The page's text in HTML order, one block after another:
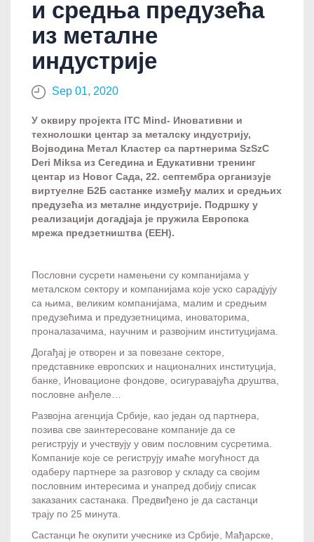
и средња предузећа
из металне
индустрије
Sep 01, 2020
У оквиру пројекта ITC Mind- Иновативни и
технолошки центар за металску индустрију,
Војводина Метал Кластер са партнерима SzSzC
Deri Miksa из Сегедина и Едукативни тренинг
центар из Новог Сада, 22. септембра организује
виртуелне Б2Б састанке између малих и средњих
предузећа из металне индустрије. Подршку у
реализацији догадјаја је пружила Европска
мрежа предзетништва (ЕЕН).
Пословни сусрети намењени су компанијама у
металском сектору и компанијама које уско сарадјују
са њима, великим компанијама, малим и средњим
предузећима и предузетницима, иноваторима,
проналазачима, научним и развојним институцијама.
Догађај је отворен и за повезане секторе,
представнике европских и националних институција,
банке, Иновационе фондове, осигуравајућа друштва,
пословне анђеле…
Развојна агенција Србије, као један од партнера,
позива све заинтересоване компаније да се
региструју и учествују у овим пословним сусретима.
Компаније које се региструју имаће могућност да
одаберу партнере за разговор у складу са својим
пословним интересима и унапред добију списак
заказаних састанака. Предвиђено је да састанци
трају по 25 минута.
Састанци ће окупити учеснике из Србије, Мађарске,